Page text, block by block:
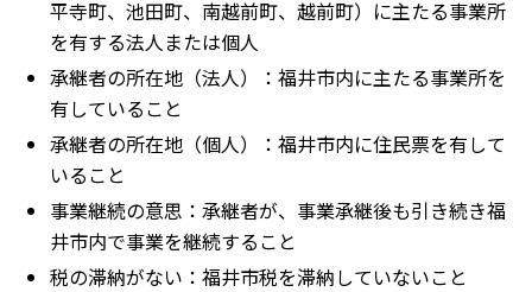
平寺町、池田町、南越前町、越前町）に主たる事業所
を有する法人または個人
承継者の所在地（法人）：福井市内に主たる事業所を
有していること
承継者の所在地（個人）：福井市内に住民票を有して
いること
事業継続の意思：承継者が、事業承継後も引き続き福
井市内で事業を継続すること
税の滞納がない：福井市税を滞納していないこと